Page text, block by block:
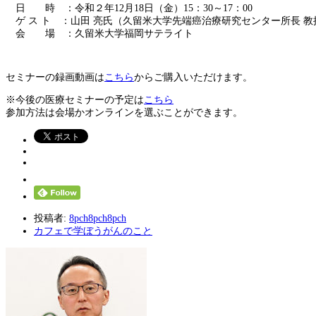
日 時
：令和２年12月18日（金）15：30～17：00
ゲ ス ト
：山田 亮氏（久留米大学先端癌治療研究センター所長 教
会 場
：久留米大学福岡サテライト
セミナーの録画動画はこちらからご購入いただけます。
※今後の医療セミナーの予定はこちら
参加方法は会場かオンラインを選ぶことができます。
投稿者: 8pch8pch8pch
カフェで学ぼうがんのこと